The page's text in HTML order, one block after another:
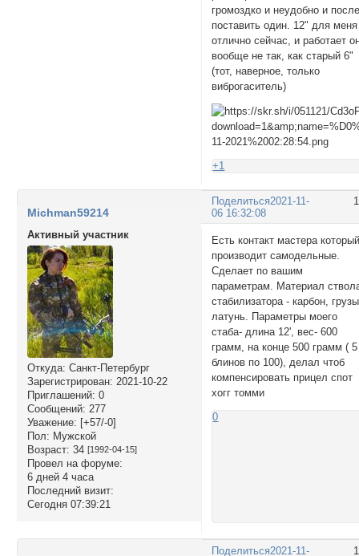
громоздко и неудобно и
поставить один. 12" для меня
отлично сейчас, и работает
вообще не так, как старый 6"
(тот, наверное, только
виброгаситель)
+1
Поделиться2021-11-
06 16:32:08
Michman59214
Активный участник
Откуда: Санкт-Петербург
Зарегистрирован: 2021-10-22
Приглашений: 0
Сообщений: 277
Уважение: [+57/-0]
Пол: Мужской
Возраст: 34 [1992-04-15]
Провел на форуме:
6 дней 4 часа
Последний визит:
Сегодня 07:39:21
Есть контакт мастера
производит самодельные.
Сделает по вашим
параметрам. Материал
стабилизатора - карбон,
латунь. Параметры моего
стаба- длина 12', вес- 600
грамм, на конце 500 грамм ( 5
блинов по 100), делал чтоб
компенсировать прицел спот
хогг томми
0
Поделиться2021-11-